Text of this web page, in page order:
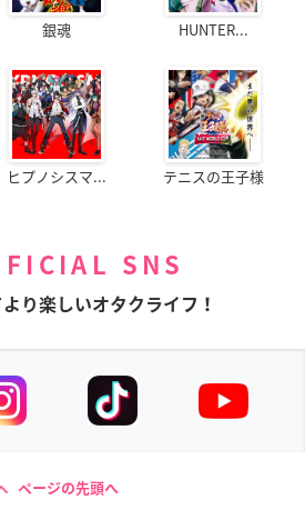
銀魂 HUNTER...
ヒプノシスマ... テニスの王子様
SNS
り楽しいオタクライフ！
ページの先頭へ